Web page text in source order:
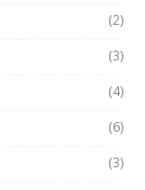
(2)
(3)
(4)
(6)
(3)